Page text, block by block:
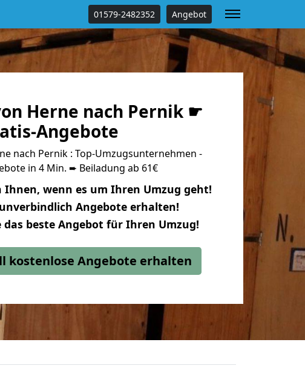
01579-2482352 Angebot
Herne nach Pernik ☛
Angebote
nach Pernik : Top-Umzugsunternehmen -
in 4 Min. ➨ Beiladung ab 61€
Ihnen, wenn es um Ihren Umzug geht!
Angebote erhalten!
das beste Angebot für Ihren Umzug!
kostenlose Angebote erhalten